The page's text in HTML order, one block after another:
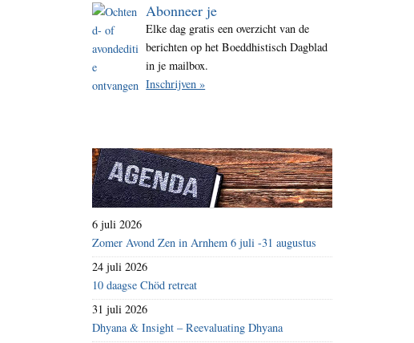
Abonneer je
Elke dag gratis een overzicht van de
berichten op het Boeddhistisch Dagblad
in je mailbox.
Inschrijven »
6 juli 2026
Zomer Avond Zen in Arnhem 6 juli -31 augustus
24 juli 2026
10 daagse Chöd retreat
31 juli 2026
Dhyana & Insight – Reevaluating Dhyana